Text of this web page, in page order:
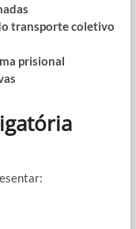
transporte coletivo
prisional